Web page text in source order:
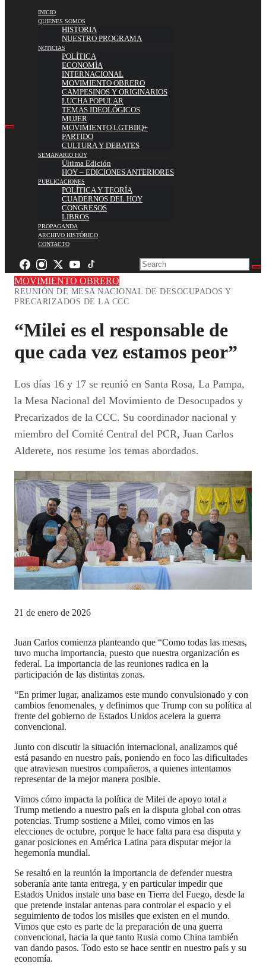
INICIO
QUIENES SOMOS
HISTORIA
NUESTRO PROGRAMA
NOTICIAS
POLÍTICA
ECONOMÍA
INTERNACIONAL
MOVIMIENTO OBRERO
CAMPESINOS Y ORIGINARIOS
LUCHA POPULAR
TEMAS IDEOLÓGICOS
MUJER
MOVIMIENTO LGTBIIQ+
PARTIDO
CULTURA Y DEBATES
SEMANARIO HOY
Última Edición
HOY – EDICIONES ANTERIORES
PUBLICACIONES
POLÍTICA Y TEORÍA
CUADERNOS DEL HOY
CONGRESOS
LIBROS
PROPAGANDA
ARCHIVO HISTÓRICO
CONTACTO
MOVIMIENTO OBRERO
REUNIÓN DE MESA NACIONAL DE DESOCUPADOS Y
PRECARIZADOS DE LA CCC
“Milei es el responsable de
que cada vez estamos peor”
Los días 16 y 17 se reunió en Santa Rosa, La Pampa,
la Mesa Nacional del Movimiento de Desocupados y
Precarizados de la CCC. Su coordinador nacional y
miembro del Comité Central del PCR, Juan Carlos
Alderete, nos resume los temas abordados.
21 de enero de 2026
Juan Carlos comienza planteando que “Como todas las mesas,
tuvo mucha importancia, puesto que nuestra organización es
federal. La importancia de las reuniones radica en la
participación de las distintas zonas.
“En primer lugar, analizamos este mundo convulsionado y con
cambios fenomenales, y definimos que Trump con su política al
frente del gobierno de Estados Unidos acelera la guerra
convencional.
Junto con discutir la situación internacional, analizamos qué
está pasando en nuestro país, poniendo en foco las dificultades
que atraviesan nuestros compañeros, a quienes intentamos
representar de la mejor manera posible.
Vimos cómo impacta la política de Milei de apoyo total a
Trump metiendo a nuestro país en la disputa global con otras
potencias. Trump sostiene a Milei, como vimos en las
elecciones de octubre, porque le hace falta para esa disputa y
ganar posiciones en América Latina para disputar mejor la
hegemonía mundial.
Se resaltó en la reunión la importancia de defender nuestra
soberanía ante tanta entrega, y en particular impedir que
Estados Unidos instale una base en Tierra del Fuego, desde la
que pretende instalar antenas para controlar el espacio y el
seguimiento de todos los misiles que existen en el mundo.
Vimos que esto es parte de la preparación de una guerra
convencional, hacia la que tanto Rusia como China también
van dando pasos. Todo esto se hace sentir en nuestro país y su
economía.